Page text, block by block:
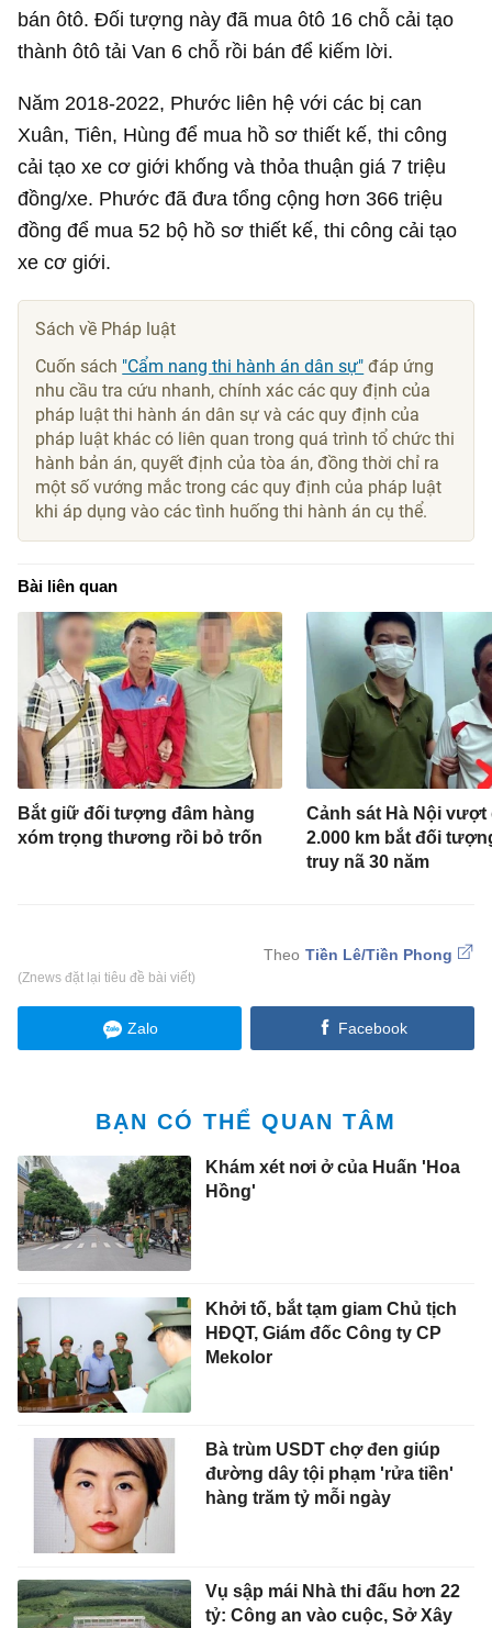
bán ôtô. Đối tượng này đã mua ôtô 16 chỗ cải tạo
thành ôtô tải Van 6 chỗ rồi bán để kiếm lời.
Năm 2018-2022, Phước liên hệ với các bị can
Xuân, Tiên, Hùng để mua hồ sơ thiết kế, thi công
cải tạo xe cơ giới khống và thỏa thuận giá 7 triệu
đồng/xe. Phước đã đưa tổng cộng hơn 366 triệu
đồng để mua 52 bộ hồ sơ thiết kế, thi công cải tạo
xe cơ giới.
Sách về Pháp luật
Cuốn sách "Cẩm nang thi hành án dân sự" đáp ứng
nhu cầu tra cứu nhanh, chính xác các quy định của
pháp luật thi hành án dân sự và các quy định của
pháp luật khác có liên quan trong quá trình tổ chức thi
hành bản án, quyết định của tòa án, đồng thời chỉ ra
một số vướng mắc trong các quy định của pháp luật
khi áp dụng vào các tình huống thi hành án cụ thể.
Bài liên quan
Bắt giữ đối tượng đâm hàng
xóm trọng thương rồi bỏ trốn
Cảnh sát Hà Nội vượt
2.000 km bắt đối
truy nã 30 năm
Tiền Lê/Tiền Phong
(Znews đặt lại tiêu đề bài viết)
Zalo Facebook
BẠN CÓ THỂ QUAN TÂM
Khám xét nơi ở của Huấn 'Hoa
Hồng'
Khởi tố, bắt tạm giam Chủ tịch
HĐQT, Giám đốc Công ty CP
Mekolor
Bà trùm USDT chợ đen giúp
đường dây tội phạm 'rửa tiền'
hàng trăm tỷ mỗi ngày
Vụ sập mái Nhà thi đấu hơn 22
tỷ: Công an vào cuộc, Sở Xây